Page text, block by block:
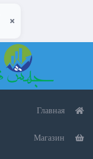
×
Главная